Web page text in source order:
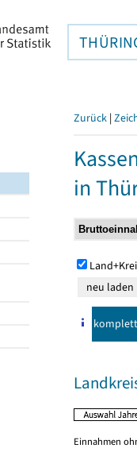
Zurück |
in
komplett
Einnahmen